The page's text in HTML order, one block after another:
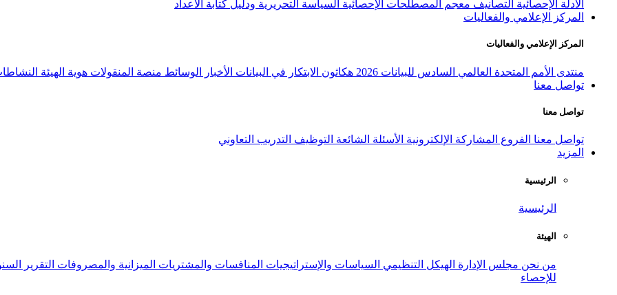
الأدلة الإحصائية التصانيف معجم المصطلحات الإحصائية السياسة التحريرية ودليل كتابة الأعداد
المركز الإعلامي والفعاليات
المركز الإعلامي والفعاليات
منتدى الأمم المتحدة العالمي السادس للبيانات 2026 هكاثون الابتكار في البيانات الأخبار الوسائط منصة المنقولات هوية الهيئة
تواصل معنا
تواصل معنا
تواصل معنا الفروع المشاركة الإلكترونية الأسئلة الشائعة التوظيف التدريب التعاوني
المزيد
الرئيسية
الرئيسية
الهيئة
من نحن مجلس الإدارة الهيكل التنظيمي السياسات والإستراتيجيات المنافسات والمشتريات الميزانية والمصروفات التقرير
للإحصاء